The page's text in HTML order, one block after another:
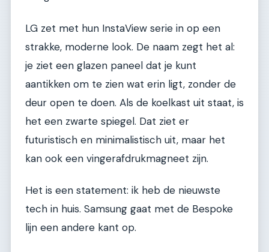
LG zet met hun InstaView serie in op een
strakke, moderne look. De naam zegt het al:
je ziet een glazen paneel dat je kunt
aantikken om te zien wat erin ligt, zonder de
deur open te doen. Als de koelkast uit staat, is
het een zwarte spiegel. Dat ziet er
futuristisch en minimalistisch uit, maar het
kan ook een vingerafdrukmagneet zijn.
Het is een statement: ik heb de nieuwste
tech in huis. Samsung gaat met de Bespoke
lijn een andere kant op.